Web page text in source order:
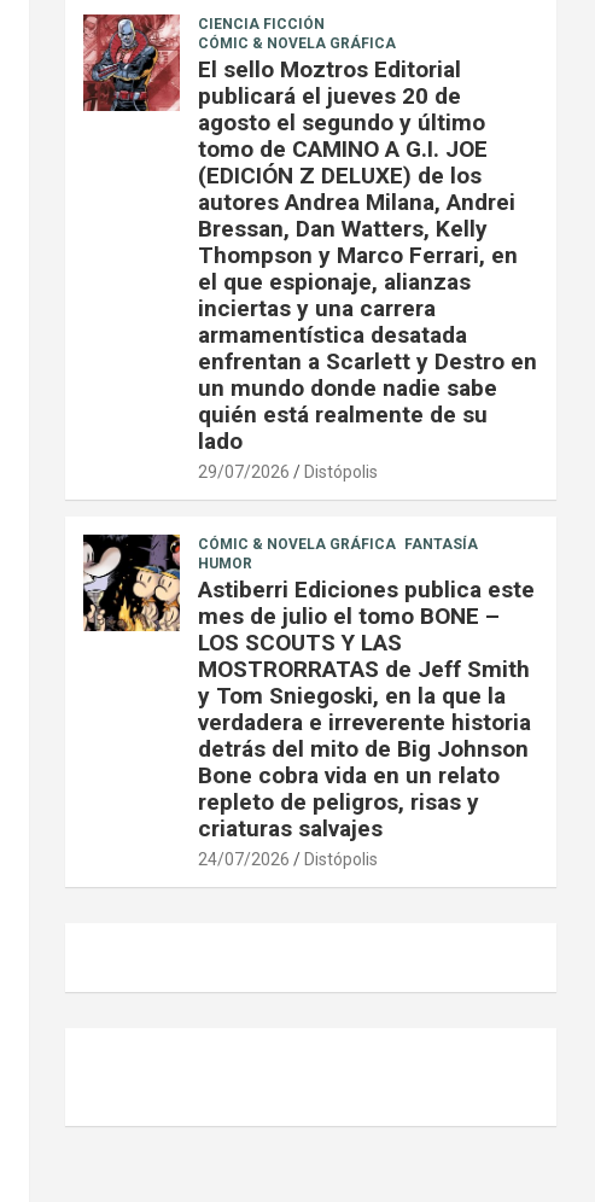
CIENCIA FICCIÓN
CÓMIC & NOVELA GRÁFICA
El sello Moztros Editorial
publicará el jueves 20 de
agosto el segundo y último
tomo de CAMINO A G.I. JOE
(EDICIÓN Z DELUXE) de los
autores Andrea Milana, Andrei
Bressan, Dan Watters, Kelly
Thompson y Marco Ferrari, en
el que espionaje, alianzas
inciertas y una carrera
armamentística desatada
enfrentan a Scarlett y Destro en
un mundo donde nadie sabe
quién está realmente de su
lado
29/07/2026 Distópolis
CÓMIC & NOVELA GRÁFICA
FANTASÍA
HUMOR
Astiberri Ediciones publica este
mes de julio el tomo BONE –
LOS SCOUTS Y LAS
MOSTRORRATAS de Jeff Smith
y Tom Sniegoski, en la que la
verdadera e irreverente historia
detrás del mito de Big Johnson
Bone cobra vida en un relato
repleto de peligros, risas y
criaturas salvajes
24/07/2026 Distópolis